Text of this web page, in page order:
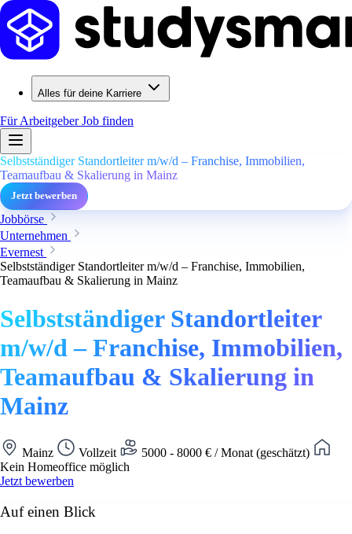
Alles für deine Karriere
Für ArbeitgeberJob finden
Selbstständiger Standortleiter m/w/d – Franchise, Immobilien,
Teamaufbau & Skalierung in Mainz
Jetzt bewerben
Jobbörse
Unternehmen
Evernest
Selbstständiger Standortleiter m/w/d – Franchise, Immobilien,
Teamaufbau & Skalierung in Mainz
Selbstständiger Standortleiter
m/w/d – Franchise, Immobilien,
Teamaufbau & Skalierung in
Mainz
Mainz Vollzeit
5000 - 8000 € / Monat (geschätzt)
Kein Homeoffice möglich
Jetzt bewerben
Auf einen Blick